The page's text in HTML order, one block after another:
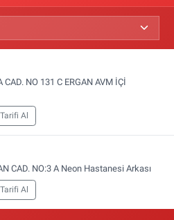
NO 131 C ERGAN AVM İÇİ
Al
CAD. NO:3 A Neon Hastanesi Arkası
Al